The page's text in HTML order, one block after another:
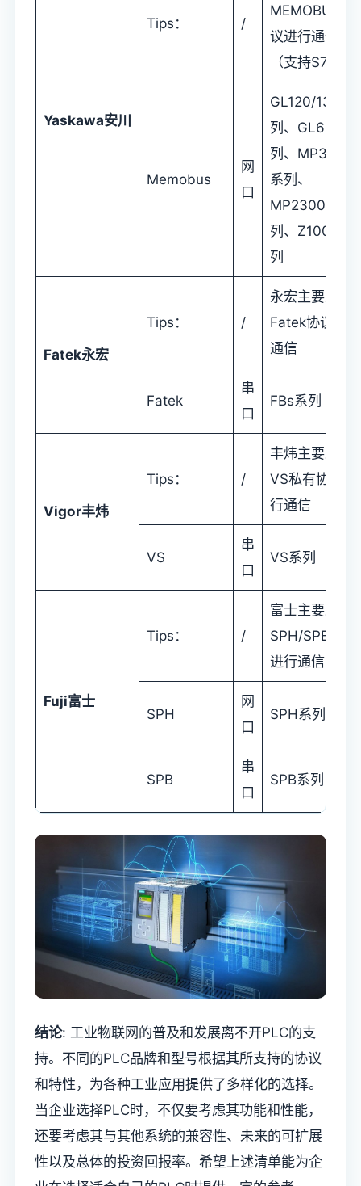
Yaskawa安川
Tips： /
MEMOBUS协
议进行通信
（支持S7）
Memobus
网
口
GL120/130系
列、GL60系
列、MP3000
系列、
MP2300系
列、Z1000系
列
Fatek永宏
Tips： /
永宏主要采用
Fatek协议进行
通信
Fatek
串
口
FBs系列
Vigor丰炜
Tips： /
丰炜主要采用
VS私有协议进
行通信
VS
串
口
VS系列
Fuji富士
Tips： /
富士主要采用
SPH/SPB协议
进行通信
SPH
网
口
SPH系列
SPB
串
口
SPB系列
结论: 工业物联网的普及和发展离不开PLC的支
持。不同的PLC品牌和型号根据其所支持的协议
和特性，为各种工业应用提供了多样化的选择。
当企业选择PLC时，不仅要考虑其功能和性能，
还要考虑其与其他系统的兼容性、未来的可扩展
性以及总体的投资回报率。希望上述清单能为企